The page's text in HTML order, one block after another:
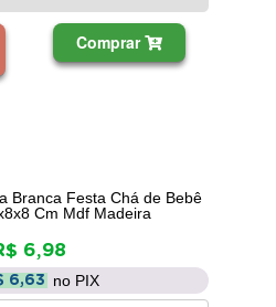
Comprar
Branca Festa Chá de Bebê
Cm Mdf Madeira
6,98
6,63 no PIX